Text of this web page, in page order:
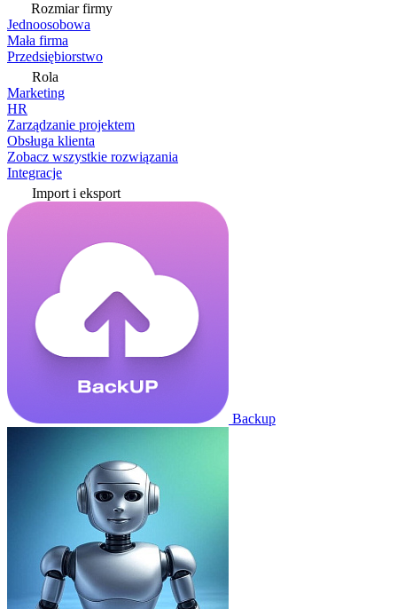
Rozmiar firmy
Jednoosobowa
Mała firma
Przedsiębiorstwo
Rola
Marketing
HR
Zarządzanie projektem
Obsługa klienta
Zobacz wszystkie rozwiązania
Integracje
Import i eksport
Backup